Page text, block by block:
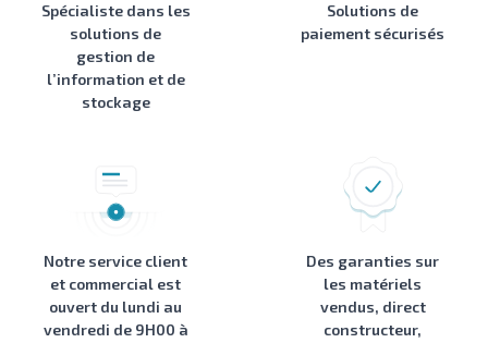
Spécialiste dans les
solutions de
gestion de
l’information et de
stockage
Solutions de
paiement sécurisés
Notre service client
et commercial est
ouvert du lundi au
vendredi de 9H00 à
Des garanties sur
les matériels
vendus, direct
constructeur,